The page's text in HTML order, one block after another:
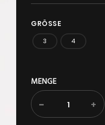
GRÖSSE
3 4
MENGE
- +